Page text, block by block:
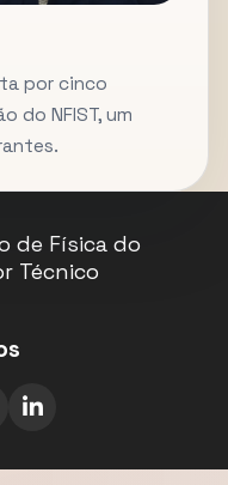
por cinco
do NFIST, um
de Física do
Técnico